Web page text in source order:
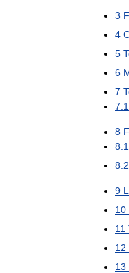
3
4
5
6
7
7 1
8
8 1
8 2
9
10
11
12
13